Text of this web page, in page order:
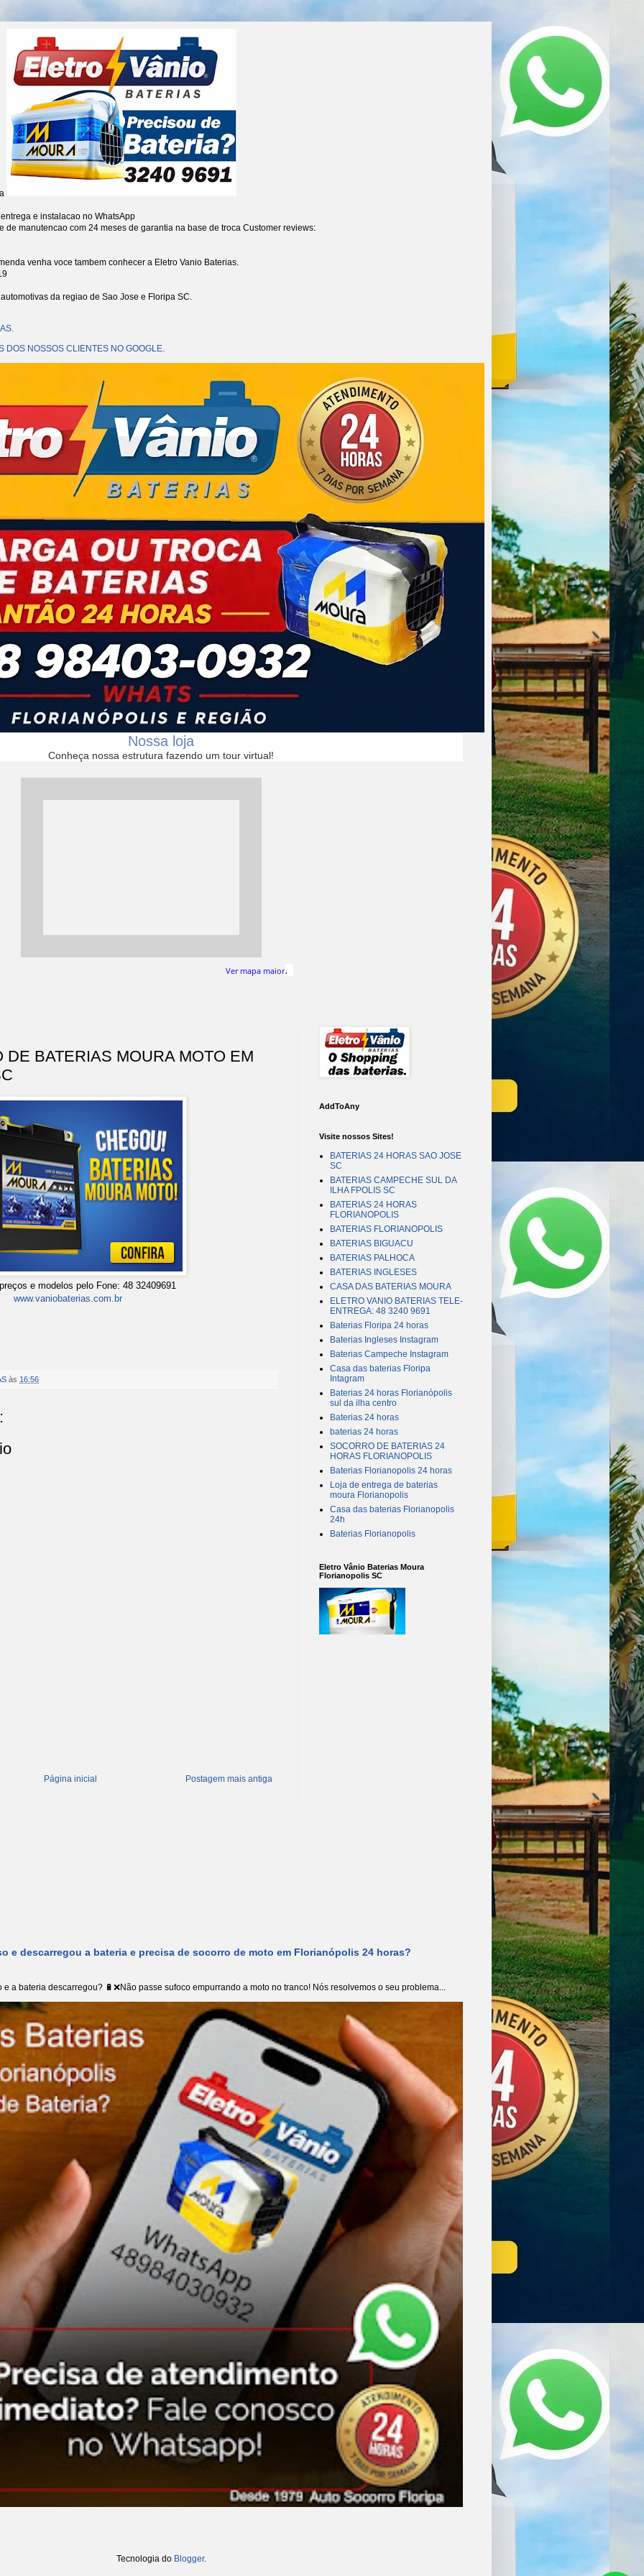
e instalacao no WhatsApp
de manutencao com 24 meses de garantia na base de troca Customer reviews:
venha voce tambem conhecer a Eletro Vanio Baterias.
da regiao de Sao Jose e Floripa SC.
DOS NOSSOS CLIENTES NO GOOGLE.
Nossa loja
Conheça nossa estrutura fazendo um tour virtual!
Ver mapa maior.
DE BATERIAS MOURA MOTO EM
e modelos pelo Fone: 48 32409691
www.vaniobaterias.com.br
às 16:56
Postagem mais antiga
Página inicial
AddToAny
Visite nossos Sites!
BATERIAS 24 HORAS SAO JOSE
SC
BATERIAS CAMPECHE SUL DA
ILHA FPOLIS SC
BATERIAS 24 HORAS
FLORIANOPOLIS
BATERIAS FLORIANOPOLIS
BATERIAS BIGUACU
BATERIAS PALHOCA
BATERIAS INGLESES
CASA DAS BATERIAS MOURA
ELETRO VANIO BATERIAS TELE-
ENTREGA: 48 3240 9691
Baterias Floripa 24 horas
Baterias Ingleses Instagram
Baterias Campeche Instagram
Casa das baterias Floripa
Intagram
Baterias 24 horas Florianópolis
sul da ilha centro
Baterias 24 horas
baterias 24 horas
SOCORRO DE BATERIAS 24
HORAS FLORIANOPOLIS
Baterias Florianopolis 24 horas
Loja de entrega de baterias
moura Florianopolis
Casa das baterias Florianopolis
24h
Baterias Florianopolis
Eletro Vânio Baterias Moura
Florianopolis SC
e descarregou a bateria e precisa de socorro de moto em Florianópolis 24 horas?
a bateria descarregou? 🔋❌Não passe sufoco empurrando a moto no tranco! Nós resolvemos o seu problema...
Tecnologia do Blogger.